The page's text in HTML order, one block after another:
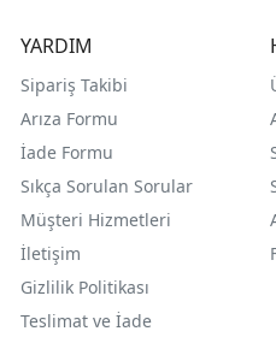
YARDIM
Sipariş Takibi
Arıza Formu
İade Formu
Sıkça Sorulan Sorular
Müşteri Hizmetleri
İletişim
Gizlilik Politikası
Teslimat ve İade